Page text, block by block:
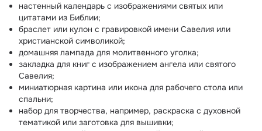
настенный календарь с изображениями святых или
цитатами из Библии;
браслет или кулон с гравировкой имени Савелия или
христианской символикой;
домашняя лампада для молитвенного уголка;
закладка для книг с изображением ангела или святого
Савелия;
миниатюрная картина или икона для рабочего стола или
спальни;
набор для творчества, например, раскраска с духовной
тематикой или заготовка для вышивки;